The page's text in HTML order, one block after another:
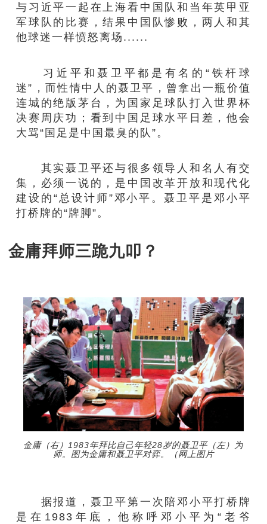
与习近平一起在上海看中国队和当年英甲亚
军球队的比赛，结果中国队惨败，两人和其
他球迷一样愤怒离场......
习近平和聂卫平都是有名的“铁杆球
迷”，而性情中人的聂卫平，曾拿出一瓶价值
连城的绝版茅台，为国家足球队打入世界杯
决赛周庆功；看到中国足球水平日差，他会
大骂“国足是中国最臭的队”。
其实聂卫平还与很多领导人和名人有交
集，必须一说的，是中国改革开放和现代化
建设的“总设计师”邓小平。聂卫平是邓小平
打桥牌的“牌脚”。
金庸拜师三跪九叩？
金庸（右）1983年拜比自己年轻28岁的聂卫平（左）为
师。图为金庸和聂卫平对弈。（网上图片
据报道，聂卫平第一次陪邓小平打桥牌
是在1983年底，他称呼邓小平为“老爷